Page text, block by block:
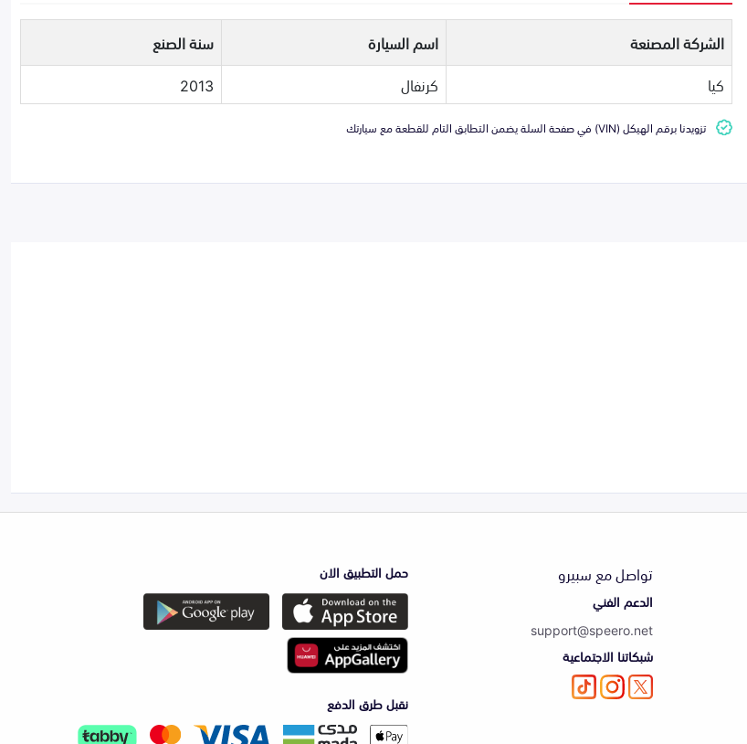
الشركة المصنعة اسم السيارة
سنة الصنع
كيا
كرنفال 2013
تزويدنا برقم الهيكل (VIN) في صفحة السلة يضمن التطابق التام للقطعة مع سيارتك
تواصل مع سبيرو
الدعم الفني
support@speero.net
شبكاتنا الاجتماعية
حمل التطبيق الان
نقبل طرق الدفع